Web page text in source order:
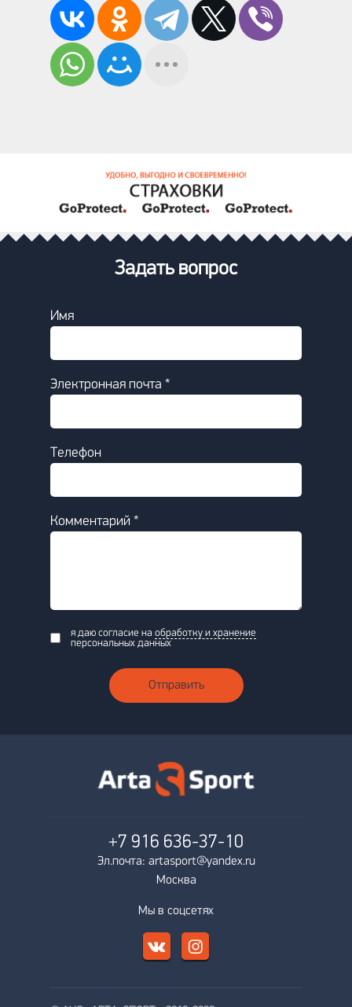
Задать вопрос
Имя
Электронная почта *
Телефон
Комментарий *
я даю согласие на обработку и хранение
персональных данных
Отправить
+7 916 636-37-10
Эл.почта: artasport@yandex.ru
Москва
Мы в соцсетях